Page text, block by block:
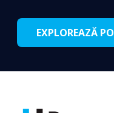
EXPLOREAZĂ